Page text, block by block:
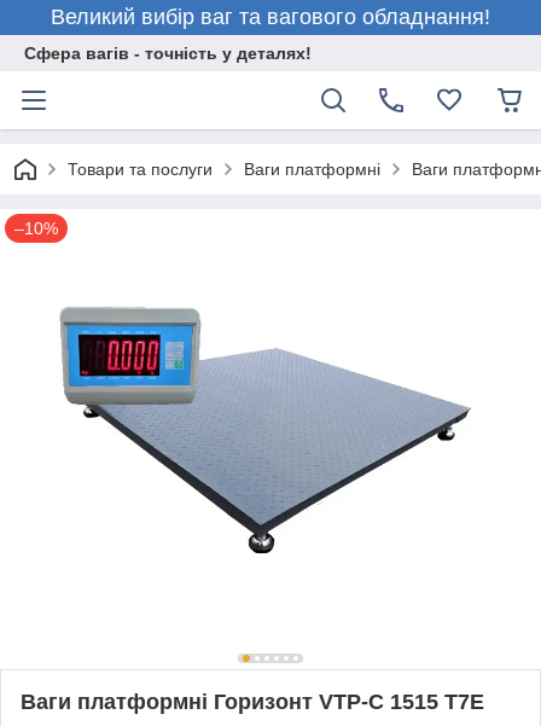
Великий вибір ваг та вагового обладнання!
Сфера вагів - точність у деталях!
Товари та послуги Ваги платформні Ваги
–10%
Ваги платформні Горизонт VTP-С 1515 T7E